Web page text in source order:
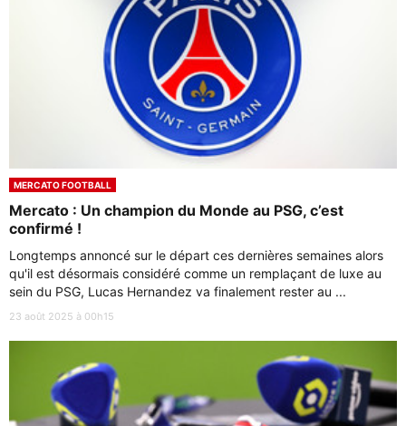
MERCATO FOOTBALL
Mercato : Un champion du Monde au PSG, c’est
confirmé !
Longtemps annoncé sur le départ ces dernières semaines alors
qu'il est désormais considéré comme un remplaçant de luxe au
sein du PSG, Lucas Hernandez va finalement rester au ...
23 août 2025 à 00h15